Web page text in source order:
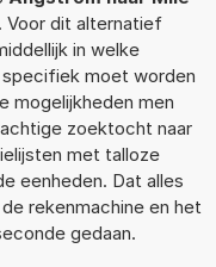
Voor dit alternatief
in welke
moet worden
mogelijkheden men
zoektocht naar
met talloze
eenheden. Dat alles
rekenmachine en het
gedaan.